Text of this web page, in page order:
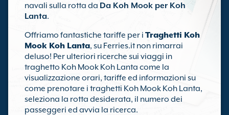
navali sulla rotta da Da Koh Mook per Koh
Lanta.
Offriamo fantastiche tariffe per i Traghetti Koh
Mook Koh Lanta, su Ferries.it non rimarrai
deluso! Per ulteriori ricerche sui viaggi in
traghetto Koh Mook Koh Lanta come la
visualizzazione orari, tariffe ed informazioni su
come prenotare i traghetti Koh Mook Koh Lanta,
seleziona la rotta desiderata, il numero dei
passeggeri ed avvia la ricerca.